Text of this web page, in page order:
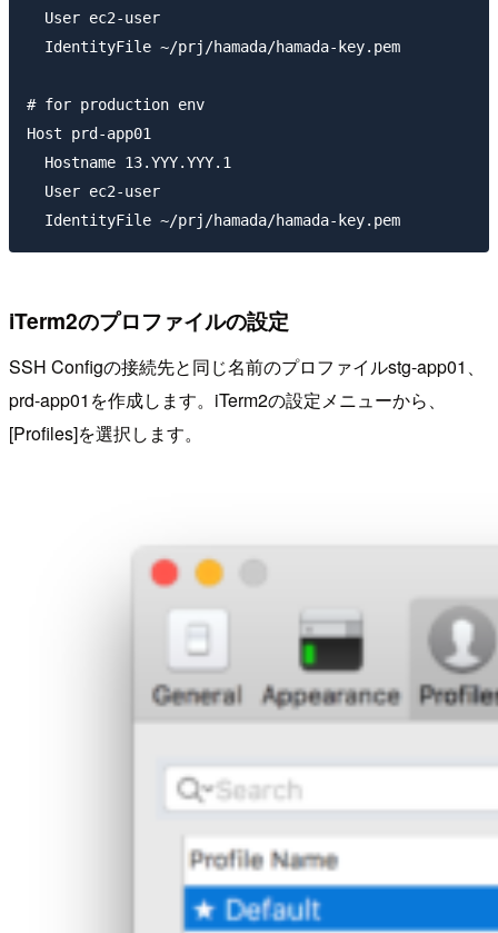
  User ec2-user
  IdentityFile ~/prj/hamada/hamada-key.pem
# for production env
Host prd-app01
  Hostname 13.YYY.YYY.1
  User ec2-user
iTerm2のプロファイルの設定
SSH Configの接続先と同じ名前のプロファイルstg-app01 、
prd-app01 を作成します。iTerm2の設定メニューから、
[Profiles]を選択します。